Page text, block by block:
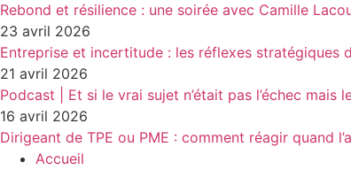
Rebond et résilience : une soirée avec Camille
23 avril 2026
Entreprise et incertitude : les réflexes stratégiques
21 avril 2026
Podcast | Et si le vrai sujet n’était pas l’échec mais
16 avril 2026
Dirigeant de TPE ou PME : comment réagir quand
Accueil